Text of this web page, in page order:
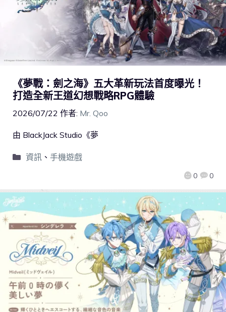
《夢戰：劍之海》五大革新玩法首度曝光！
打造全新王道幻想戰略RPG體驗
2026/07/22 作者: Mr. Qoo
0 0
由 BlackJack Studio《夢
資訊、 手機遊戲